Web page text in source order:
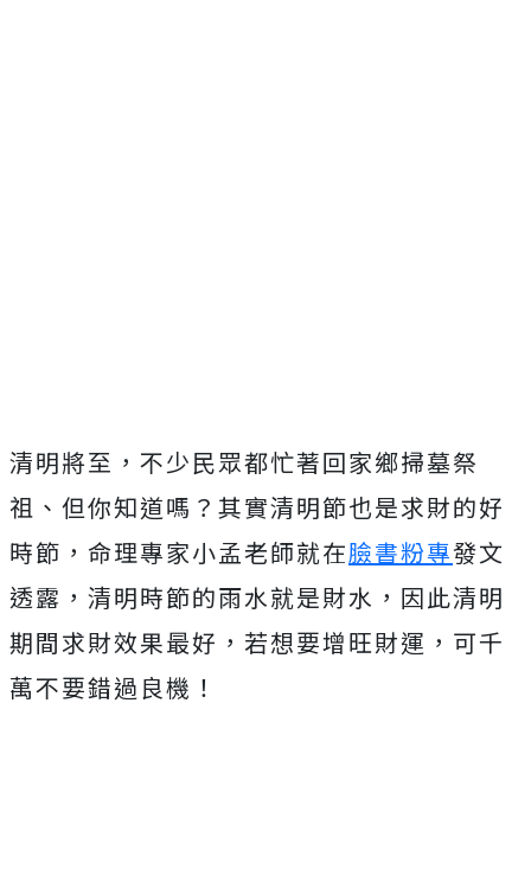
清明將至，不少民眾都忙著回家鄉掃墓祭
祖、但你知道嗎？其實清明節也是求財的好
時節，命理專家小孟老師就在臉書粉專發文
透露，清明時節的雨水就是財水，因此清明
期間求財效果最好，若想要增旺財運，可千
萬不要錯過良機！